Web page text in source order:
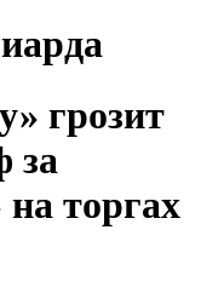
грозит
за
на торгах